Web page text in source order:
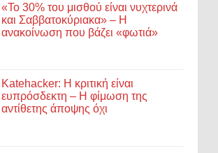
«Το 30% του μισθού είναι νυχτερινά
και Σαββατοκύριακα» – Η
ανακοίνωση που βάζει «φωτιά»
Katehacker: Η κριτική είναι
ευπρόσδεκτη – Η φίμωση της
αντίθετης άποψης όχι